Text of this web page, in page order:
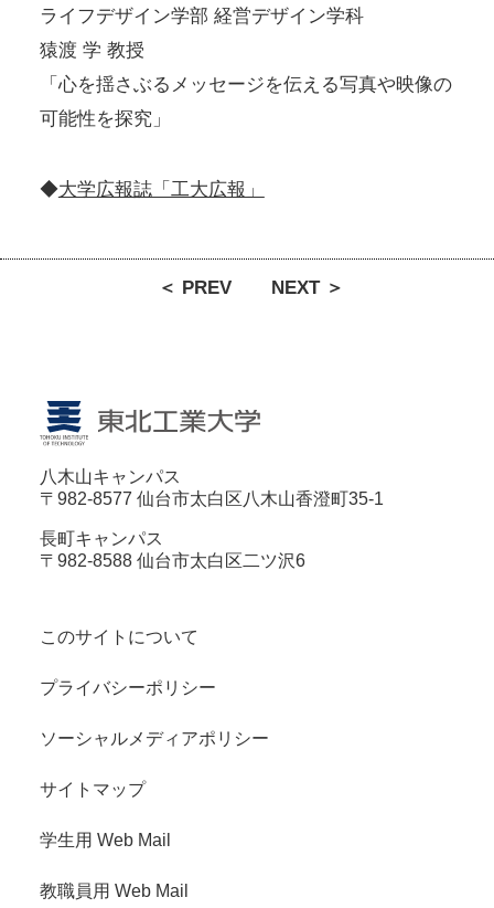
ライフデザイン学部 経営デザイン学科
猿渡 学 教授
「心を揺さぶるメッセージを伝える写真や映像の
可能性を探究」
◆大学広報誌「工大広報」
＜ PREV NEXT ＞
八木山キャンパス
〒982-8577 仙台市太白区八木山香澄町35-1
長町キャンパス
〒982-8588 仙台市太白区二ツ沢6
このサイトについて
プライバシーポリシー
ソーシャルメディアポリシー
サイトマップ
学生用 Web Mail
教職員用 Web Mail